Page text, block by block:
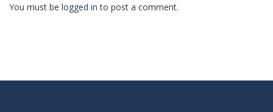
You must be logged in to post a comment.